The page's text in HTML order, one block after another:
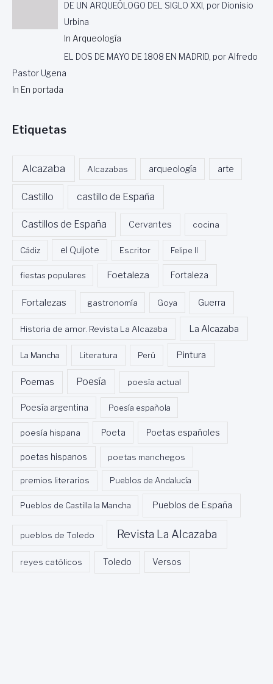
DE UN ARQUEÓLOGO DEL SIGLO XXI, por Dionisio
Urbina
In Arqueología
EL DOS DE MAYO DE 1808 EN MADRID, por Alfredo
Pastor Ugena
In En portada
Etiquetas
Alcazaba Alcazabas arqueología arte
Castillo castillo de España
Castillos de España Cervantes cocina
Cádiz el Quijote Escritor Felipe II
fiestas populares Foetaleza Fortaleza
Fortalezas gastronomía Goya Guerra
Historia de amor. Revista La Alcazaba La Alcazaba
La Mancha Literatura Perú Pintura
Poemas Poesía poesía actual
Poesía argentina Poesía española
poesía hispana Poeta Poetas españoles
poetas hispanos poetas manchegos
premios literarios Pueblos de Andalucía
Pueblos de Castilla la Mancha Pueblos de España
pueblos de Toledo Revista La Alcazaba
reyes católicos Toledo Versos